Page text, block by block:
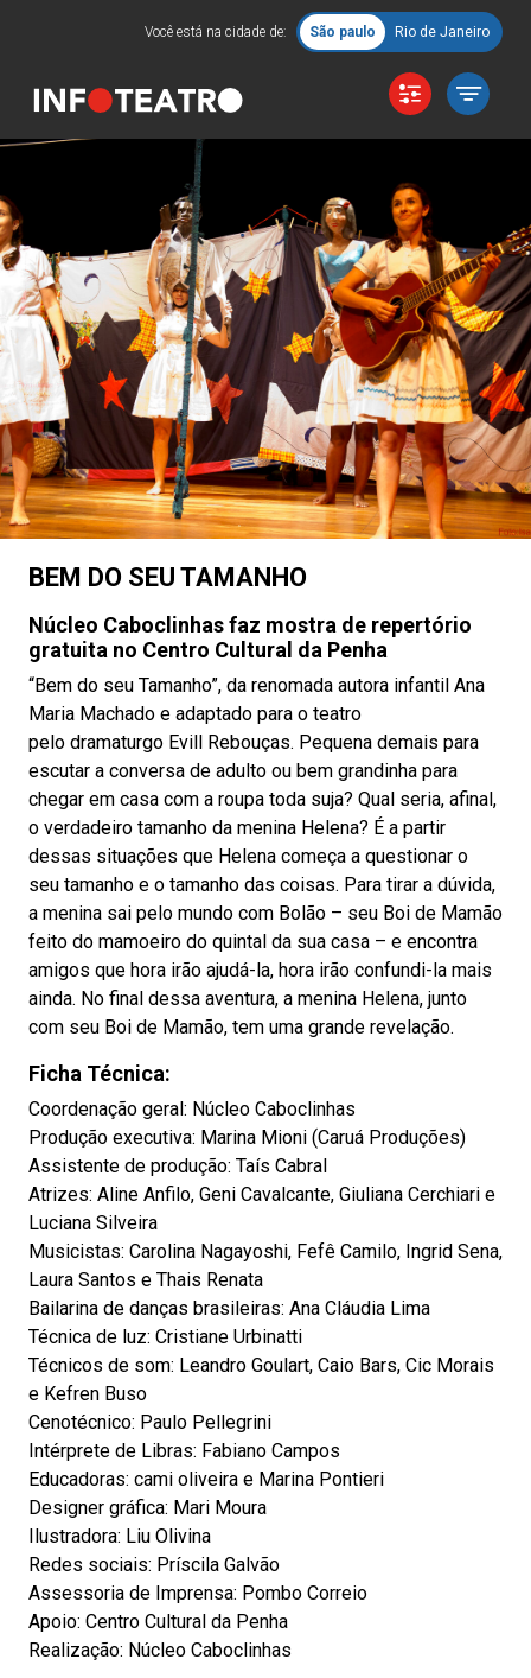
Você está na cidade de: São paulo Rio de Janeiro
BEM DO SEU TAMANHO
Núcleo Caboclinhas faz mostra de repertório
gratuita no Centro Cultural da Penha
“Bem do seu Tamanho”, da renomada autora infantil Ana
Maria Machado e adaptado para o teatro
pelo dramaturgo Evill Rebouças. Pequena demais para
escutar a conversa de adulto ou bem grandinha para
chegar em casa com a roupa toda suja? Qual seria, afinal,
o verdadeiro tamanho da menina Helena? É a partir
dessas situações que Helena começa a questionar o
seu tamanho e o tamanho das coisas. Para tirar a dúvida,
a menina sai pelo mundo com Bolão – seu Boi de Mamão
feito do mamoeiro do quintal da sua casa – e encontra
amigos que hora irão ajudá-la, hora irão confundi-la mais
ainda. No final dessa aventura, a menina Helena, junto
com seu Boi de Mamão, tem uma grande revelação.
Ficha Técnica:
Coordenação geral: Núcleo Caboclinhas
Produção executiva: Marina Mioni (Caruá Produções)
Assistente de produção: Taís Cabral
Atrizes: Aline Anfilo, Geni Cavalcante, Giuliana Cerchiari e
Luciana Silveira
Musicistas: Carolina Nagayoshi, Fefê Camilo, Ingrid Sena,
Laura Santos e Thais Renata
Bailarina de danças brasileiras: Ana Cláudia Lima
Técnica de luz: Cristiane Urbinatti
Técnicos de som: Leandro Goulart, Caio Bars, Cic Morais
e Kefren Buso
Cenotécnico: Paulo Pellegrini
Intérprete de Libras: Fabiano Campos
Educadoras: cami oliveira e Marina Pontieri
Designer gráfica: Mari Moura
Ilustradora: Liu Olivina
Redes sociais: Príscila Galvão
Assessoria de Imprensa: Pombo Correio
Apoio: Centro Cultural da Penha
Realização: Núcleo Caboclinhas